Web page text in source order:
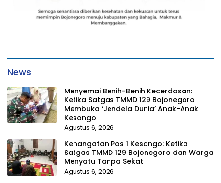
News
Menyemai Benih-Benih Kecerdasan:
Ketika Satgas TMMD 129 Bojonegoro
Membuka ‘Jendela Dunia’ Anak-Anak
Kesongo
Agustus 6, 2026
Kehangatan Pos 1 Kesongo: Ketika
Satgas TMMD 129 Bojonegoro dan Warga
Menyatu Tanpa Sekat
Agustus 6, 2026